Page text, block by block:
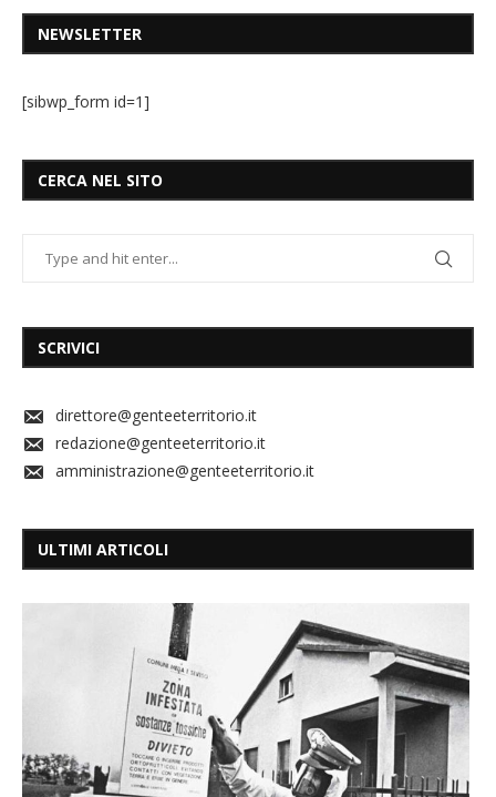
NEWSLETTER
[sibwp_form id=1]
CERCA NEL SITO
SCRIVICI
direttore@genteeterritorio.it
redazione@genteeterritorio.it
amministrazione@genteeterritorio.it
ULTIMI ARTICOLI